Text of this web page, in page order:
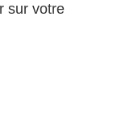
sur votre